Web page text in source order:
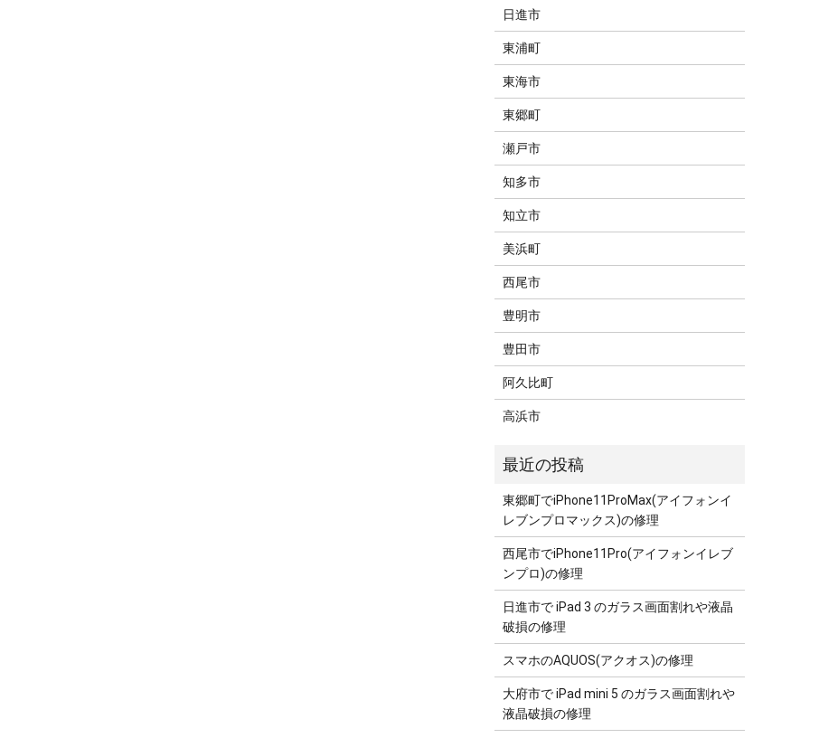
日進市
東浦町
東海市
東郷町
瀬戸市
知多市
知立市
美浜町
西尾市
豊明市
豊田市
阿久比町
高浜市
東郷町でiPhone11ProMax(アイフォンイ
レブンプロマックス)の修理
西尾市でiPhone11Pro(アイフォンイレブ
ンプロ)の修理
日進市で iPad 3 のガラス画面割れや液晶
破損の修理
スマホのAQUOS(アクオス)の修理
大府市で iPad mini 5 のガラス画面割れや
液晶破損の修理